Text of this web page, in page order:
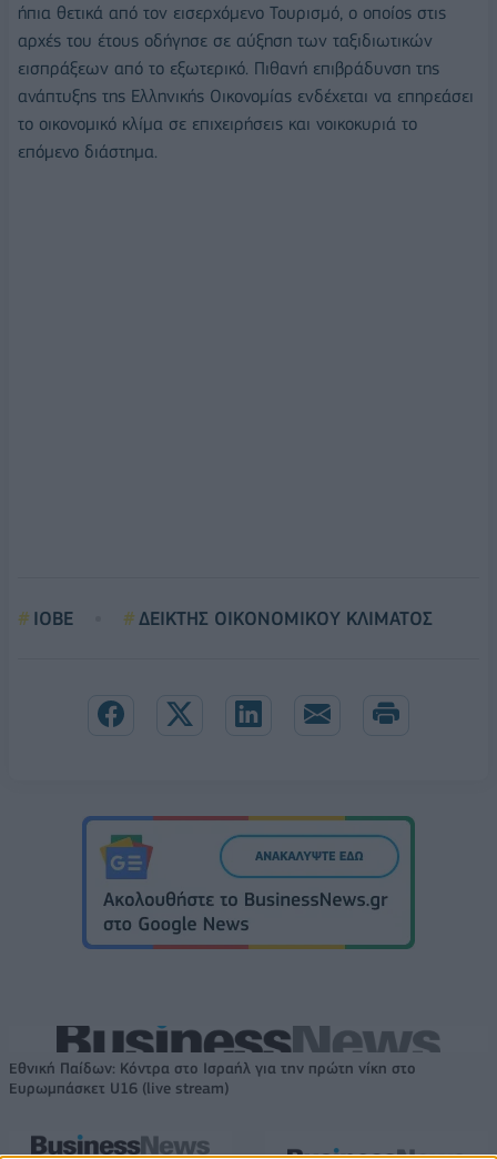
ήπια θετικά από τον εισερχόμενο Τουρισμό, o οποίος στις
αρχές του έτους οδήγησε σε αύξηση των ταξιδιωτικών
εισπράξεων από το εξωτερικό. Πιθανή επιβράδυνση της
ανάπτυξης της Ελληνικής Οικονομίας ενδέχεται να επηρεάσει
το οικονομικό κλίμα σε επιχειρήσεις και νοικοκυριά το
επόμενο διάστημα.
ΙΟΒΕ ΔΕΙΚΤΗΣ ΟΙΚΟΝΟΜΙΚΟΥ ΚΛΙΜΑΤΟΣ
Εθνική Παίδων: Κόντρα στο Ισραήλ για την πρώτη νίκη στο
Ευρωμπάσκετ U16 (live stream)